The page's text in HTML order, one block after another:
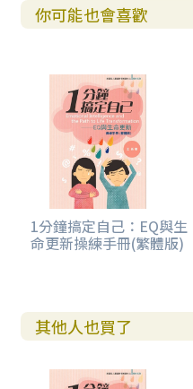
你可能也會喜歡
1分鐘搞定自己：EQ與生
命更新操練手冊(繁體版)
其他人也買了